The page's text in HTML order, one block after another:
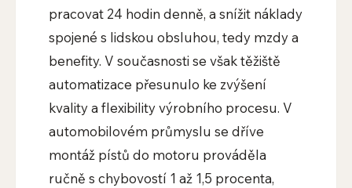
pracovat 24 hodin denně, a snížit náklady
spojené s lidskou obsluhou, tedy mzdy a
benefity. V současnosti se však těžiště
automatizace přesunulo ke zvýšení
kvality a flexibility výrobního procesu. V
automobilovém průmyslu se dříve
montáž pístů do motoru prováděla
ručně s chybovostí 1 až 1,5 procenta,